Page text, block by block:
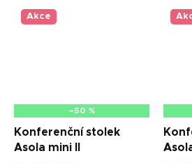
Akce
–50 %
Konferenční stolek
Asola mini II